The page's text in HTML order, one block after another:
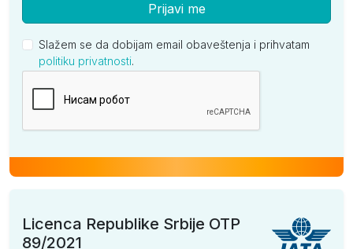
Prijavi me
Slažem se da dobijam email obaveštenja i prihvatam
politiku privatnosti.
Licenca Republike Srbije OTP
89/2021